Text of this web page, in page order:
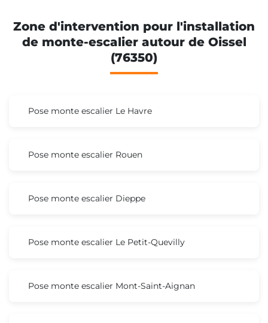
Zone d'intervention pour l'installation
de monte-escalier autour de Oissel
(76350)
Pose monte escalier Le Havre
Pose monte escalier Rouen
Pose monte escalier Dieppe
Pose monte escalier Le Petit-Quevilly
Pose monte escalier Mont-Saint-Aignan